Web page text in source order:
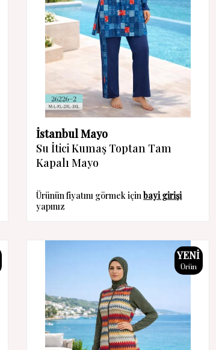
İstanbul Mayo
Su İtici Kumaş Toptan Tam
Kapalı Mayo
Ürünün fiyatını görmek içinbayi girişi
yapınız
YENI
Ürün